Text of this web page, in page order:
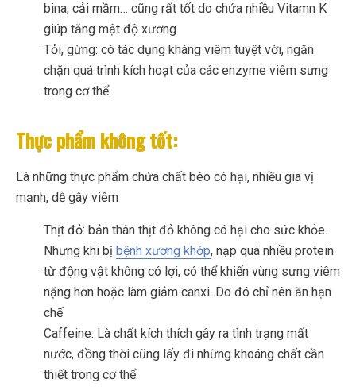
bina, cải mầm… cũng rất tốt do chứa nhiều Vitamn K
giúp tăng mật độ xương.
Tỏi, gừng: có tác dụng kháng viêm tuyệt vời, ngăn
chặn quá trình kích hoạt của các enzyme viêm sưng
trong cơ thể.
Thực phẩm không tốt:
Là những thực phẩm chứa chất béo có hại, nhiều gia vị
mạnh, dễ gây viêm
Thịt đỏ: bản thân thịt đỏ không có hại cho sức khỏe.
Nhưng khi bị bệnh xương khớp, nạp quá nhiều protein
từ động vật không có lợi, có thể khiến vùng sưng viêm
nặng hơn hoặc làm giảm canxi. Do đó chỉ nên ăn hạn
chế
Caffeine: Là chất kích thích gây ra tình trạng mất
nước, đồng thời cũng lấy đi những khoáng chất cần
thiết trong cơ thể.